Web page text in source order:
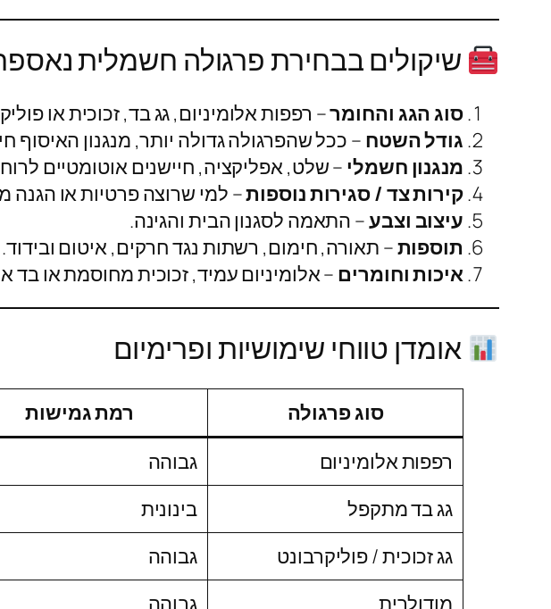
שיקולים בבחירת פרגולה חשמלית
סוג הגג והחומר– רפפות אלומיניום, גג בד, זכוכית או
גודל השטח – ככל שהפרגולה גדולה יותר, מנגנון האיסוף
מנגנון חשמלי – שלט, אפליקציה, חיישנים אוטומטיים
קירות צד / סגירות נוספות– למי שרוצה פרטיות או הגנה
עיצוב וצבע– התאמה לסגנון הבית והגינה.
תוספות– תאורה, חימום, רשתות נגד חרקים, איטום ובידוד.
איכות וחומרים – אלומיניום עמיד, זכוכית מחוסמת או בד
אומדן טווחי שימושיות ופרימיום
סוג פרגולה רמת גמישות
רפפות אלומיניום
גבוהה
גג בד מתקפל
בינונית
גג זכוכית / פוליקרבונט
גבוהה
מודולרית
גבוהה